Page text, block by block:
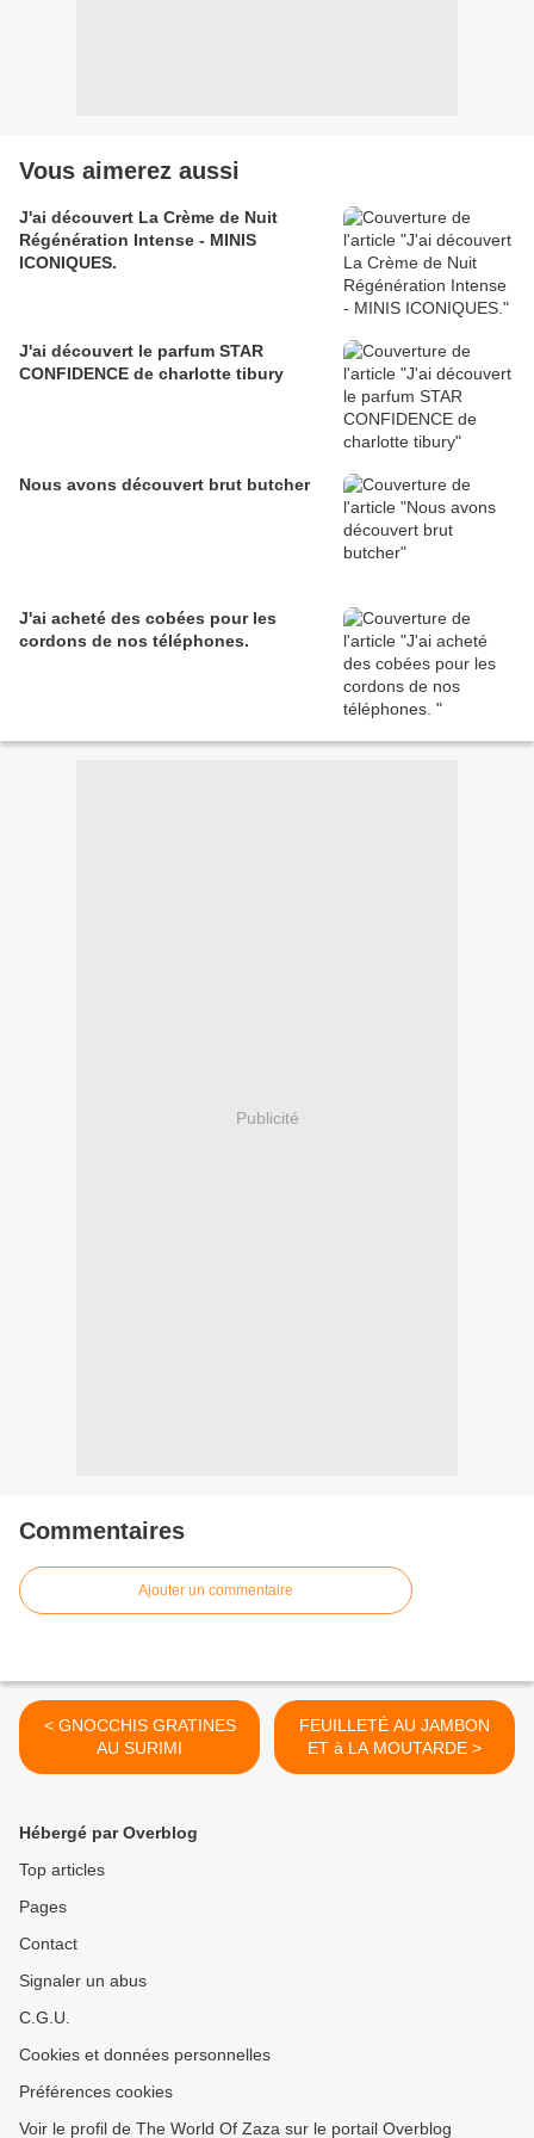
Vous aimerez aussi
J'ai découvert La Crème de Nuit
Régénération Intense - MINIS
ICONIQUES.
J'ai découvert le parfum STAR
CONFIDENCE de charlotte tibury
Nous avons découvert brut butcher
J'ai acheté des cobées pour les
Publicité
Commentaires
Ajouter un commentaire
< GNOCCHIS GRATINES
AU SURIMI
FEUILLETÉ AU JAMBON
ET à LA MOUTARDE >
Hébergé par Overblog
Top articles
Pages
Contact
Signaler un abus
C.G.U.
Cookies et données personnelles
Préférences cookies
Voir le profil de The World Of Zaza sur le portail Overblog